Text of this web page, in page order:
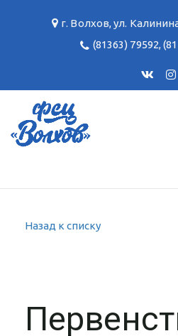
г. Волхов,ул.
(81363) 79592,
Назад к списку